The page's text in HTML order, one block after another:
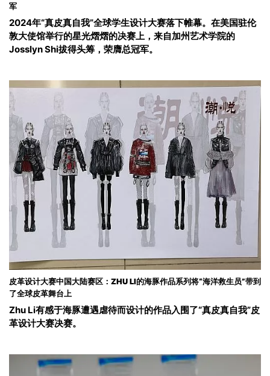
军
2024年“真皮真自我”全球学生设计大赛落下帷幕。在美国驻伦
敦大使馆举行的星光熠熠的决赛上，来自加州艺术学院的
Josslyn Shi拔得头筹，荣膺总冠军。
皮革设计大赛中国大陆赛区：ZHU LI的海豚作品系列将“海洋救生员”带到
了全球皮革舞台上
Zhu Li有感于海豚遭遇虐待而设计的作品入围了“真皮真自我”皮
革设计大赛决赛。